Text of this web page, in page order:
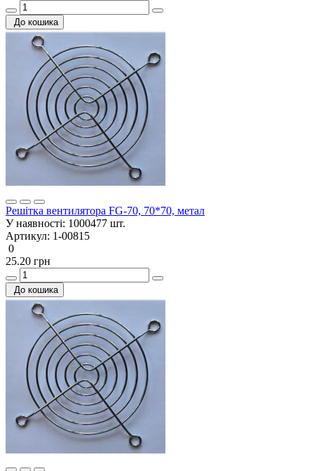
До кошика
Решітка вентилятора FG-70, 70*70, метал
У наявності: 1000477 шт.
Артикул: 1-00815
0
25.20 грн
До кошика